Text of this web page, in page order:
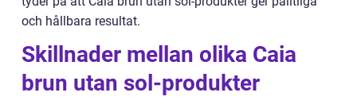
och hållbara resultat.
Skillnader mellan olika Caia
brun utan sol-produkter